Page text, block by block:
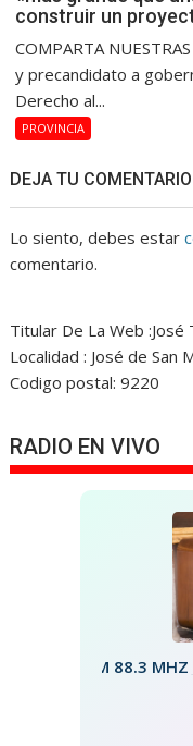
construir un
COMPARTA
y precandidato a
Derecho al...
PROVINCIA
DEJA TU COMENTARIO
Lo siento, debes estar
comentario.
Titular De La Web
Localidad : José de San
Codigo postal: 9220
RADIO EN VIVO
FM 88.3